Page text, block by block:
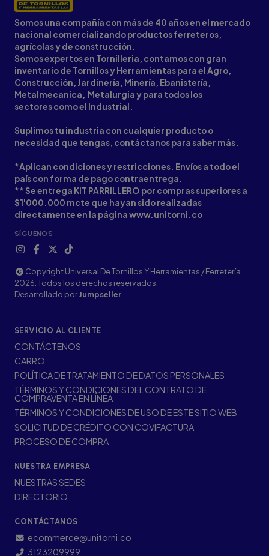
Somos una compañía con más de 40 años en el mercado
nacional comercializando productos ferreteros,
agrícolas y de construcción.
Somos expertos en Tornilleria, contamos con gran
inventario de Tornillos y Herramientas para el Agro,
Construcción, Jardinería, Minería, Ebanistería,
Metalmecanica, Metalurgia y para todos los
sectores como el Industrial.
Suplimos tu industria con cualquier producto o
necesidad que tengas, contáctanos para saber más.
*Aplican condiciones y restricciones. Envíos a todo el
país con forma de pago contraentrega.
** Se entrega KIT PARRILLERO por compras superiores a
$1'000.000 mcte que hayan sido realizadas
directamente en la página www.unitorni.co
SÍGUENOS
Copyright Universal De Tornillos Y Herramientas / Ferretería
2026. Todos los derechos reservados.
Desarrollado porJumpseller
SERVICIO AL CLIENTE
CONTÁCTENOS
CARRO
POLÍTICA DE TRATAMIENTO DE DATOS PERSONALES
TÉRMINOS Y CONDICIONES DEL CONTRATO DE
COMPRAVENTA EN LÍNEA
TÉRMINOS Y CONDICIONES DE USO DE ESTE SITIO WEB
SOLICITUD DE CRÉDITO CON COVIFACTURA
PROCESO DE COMPRA
NUESTRA EMPRESA
NUESTRAS SEDES
DIRECTORIO
CONTÁCTANOS
ecommerce@unitorni.co
3123209999